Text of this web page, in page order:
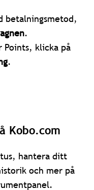
betalningsmetod,
.
Points, klicka på
.
Kobo.com
hantera ditt
och mer på